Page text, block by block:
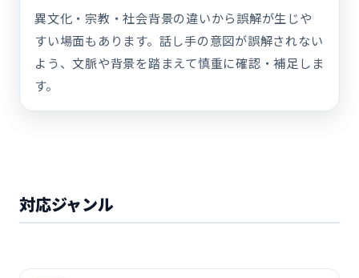
異文化・宗教・社会背景の違いから誤解が生じや
すい場面もあります。話し手の意図が誤解されない
よう、文脈や背景を踏まえて慎重に確認・補足しま
す。
対応ジャンル